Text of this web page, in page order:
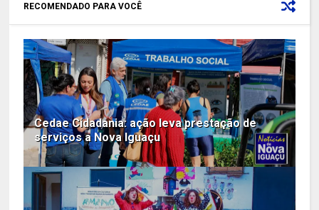
RECOMENDADO PARA VOCÊ
Cedae Cidadania: ação leva prestação de
serviços a Nova Iguaçu